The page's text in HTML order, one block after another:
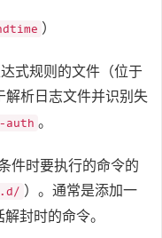
）
式规则的文件（位于
解析日志文件并识别失
auth 。
件时要执行的命令的
）。通常是添加一
封时的命令。